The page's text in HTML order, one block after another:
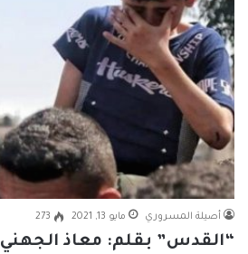
أصيلة المسروري مايو 13, 2021 273
“القدس” بقلم: معاذ الجهني